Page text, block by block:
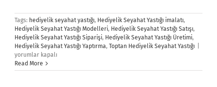
Tags: hediyelik seyahat yastığı, Hediyelik Seyahat Yastığı imalatı,
Hediyelik Seyahat Yastığı Modelleri, Hediyelik Seyahat Yastığı Satışı,
Hediyelik Seyahat Yastığı Siparişi, Hediyelik Seyahat Yastığı Üretimi,
Hediyelik Seyahat Yastığı Yaptırma, Toptan Hediyelik Seyahat Yastığı
için
yorumlar kapalı
Read More